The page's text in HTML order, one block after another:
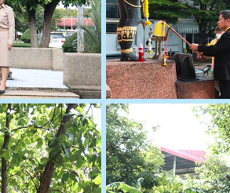
วท.อุบลฯ ต้อนรับคณะ
กรรมการติดตามการ
ติดตามการดำเนินงานของ
สถานศึกษาในการขับเคลื่อนการจัดการ
อาชีวศึกษา ปีงบประมาณ พ.ศ. 2569